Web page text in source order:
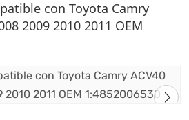
con Toyota Camry
2009 2010 2011 OEM